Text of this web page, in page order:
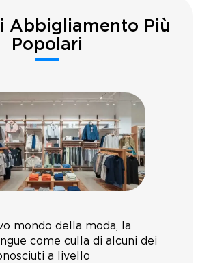
Abbigliamento Più
Popolari
mondo della moda, la
come culla di alcuni dei
a livello